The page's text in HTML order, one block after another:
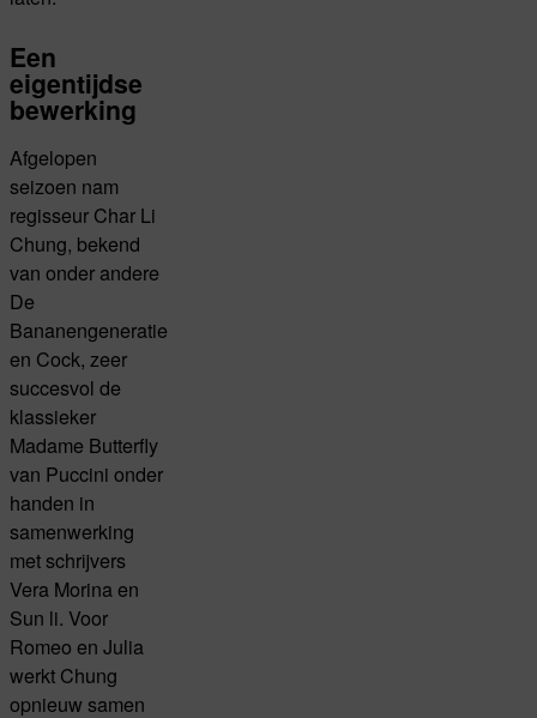
Een
eigentijdse
bewerking
Afgelopen
seizoen nam
regisseur Char Li
Chung, bekend
van onder andere
De
Bananengeneratie
en Cock, zeer
succesvol de
klassieker
Madame Butterfly
van Puccini onder
handen in
samenwerking
met schrijvers
Vera Morina en
Sun li. Voor
Romeo en Julia
werkt Chung
opnieuw samen